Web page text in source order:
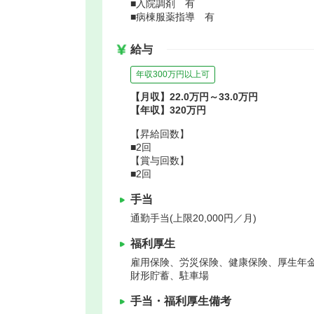
■入院調剤 有
■病棟服薬指導 有
給与
年収300万円以上可
【月収】22.0万円～33.0万円
【年収】320万円
【昇給回数】
■2回
【賞与回数】
■2回
手当
通勤手当(上限20,000円／月)
福利厚生
雇用保険、労災保険、健康保険、厚生年
財形貯蓄、駐車場
手当・福利厚生備考